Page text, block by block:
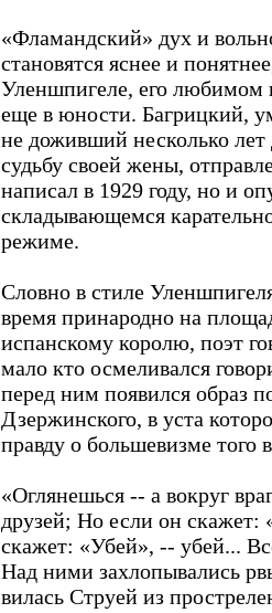
«Фламандский» дух и
становятся яснее и
Уленшпигеле, его любимом
еще в юности. Багрицкий,
не доживший несколько лет
судьбу своей жены,
написал в 1929 году, но и
складывающемся
режиме.
Словно в стиле
время принародно на
испанскому королю, поэт
мало кто осмеливался
перед ним появился образ
Дзержинского, в уста
правду о большевизме того
«Оглянешься -- а вокруг
друзей; Но если он скажет:
скажет: «Убей», -- убей...
Над ними захлопывались
вилась Струей из